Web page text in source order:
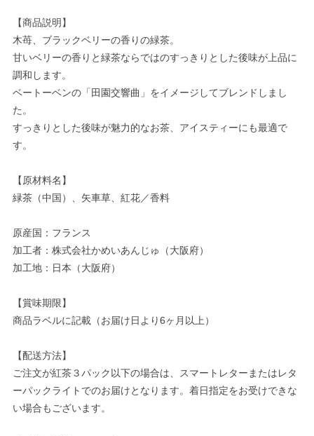
【商品説明】
木苺、ブラックベリーの香りの緑茶。
甘いベリーの香りと緑茶ならではのすっきりとした後味が上品に
調和します。
ベートーベンの「田園交響曲」をイメージしてブレンドしまし
た。
すっきりとした後味が魅力的なお茶、アイスティーにも最適で
す。
【原材料名】
緑茶（中国）、矢車草、紅花／香料
原産国：フランス
加工者：株式会社かめいあんじゅ（大阪府）
加工地：日本（大阪府）
【賞味期限】
商品ラベルに記載（お届け日より6ヶ月以上）
【配送方法】
ご注文が紅茶３パック以下の場合は、スマートレターまたはレタ
ーパックライトでのお届けとなります。着日指定をお受けできな
い場合もございます。